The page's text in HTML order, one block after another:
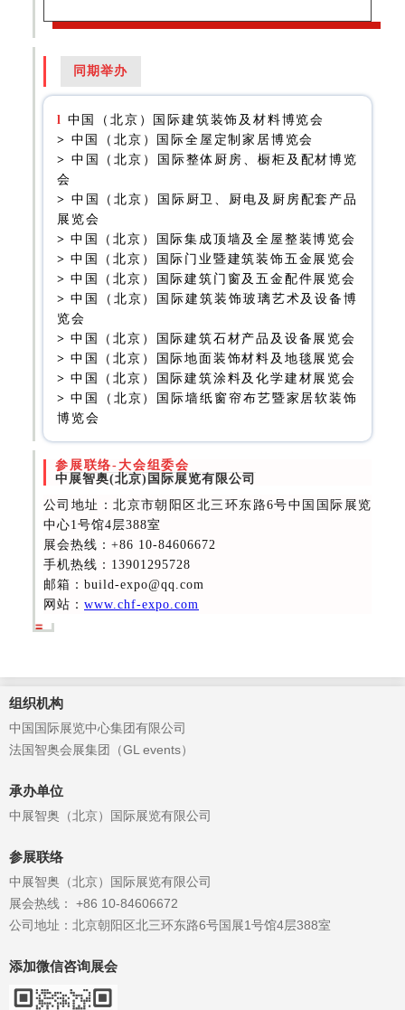
同期举办
l
中国（北京）国际建筑装饰及材料博览会
> 中国（北京）国际全屋定制家居博览会
> 中国（北京）国际整体厨房、橱柜及配材博览
会
> 中国（北京）国际厨卫、厨电及厨房配套产品
展览会
> 中国（北京）国际集成顶墙及全屋整装博览会
> 中国（北京）国际门业暨建筑装饰五金展览会
> 中国（北京）国际建筑门窗及五金配件展览会
> 中国（北京）国际建筑装饰玻璃艺术及设备博
览会
> 中国（北京）国际建筑石材产品及设备展览会
> 中国（北京）国际地面装饰材料及地毯展览会
> 中国（北京）国际建筑涂料及化学建材展览会
> 中国（北京）国际墙纸窗帘布艺暨家居软装饰
博览会
参展联络-大会组委会
中展智奥(北京)国际展览有限公司
公司地址：北京市朝阳区北三环东路6号中国国际展览
中心1号馆4层388室
展会热线 ：+86 10-84606672
手机热线：13901295728
邮箱：build-expo@qq.com
网站： www.chf-expo.com
组织机构
中国国际展览中心集团有限公司
法国智奥会展集团（GL events）
承办单位
中展智奥（北京）国际展览有限公司
参展联络
中展智奥（北京）国际展览有限公司
展会热线： +86 10-84606672
公司地址：北京朝阳区北三环东路6号国展1号馆4层388室
添加微信咨询展会